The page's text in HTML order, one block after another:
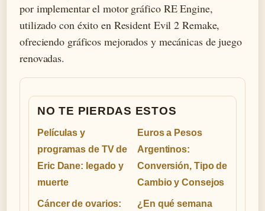
por implementar el motor gráfico RE Engine,
utilizado con éxito en Resident Evil 2 Remake,
ofreciendo gráficos mejorados y mecánicas de juego
renovadas.
NO TE PIERDAS ESTOS
Películas y
programas de TV de
Eric Dane: legado y
muerte
Euros a Pesos
Argentinos:
Conversión, Tipo de
Cambio y Consejos
Cáncer de ovarios:
¿En qué semana